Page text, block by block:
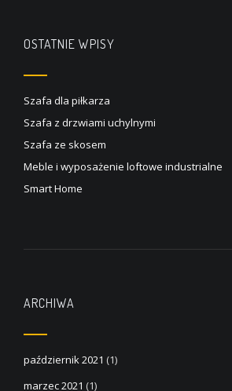
OSTATNIE WPISY
Szafa dla piłkarza
Szafa z drzwiami uchylnymi
Szafa ze skosem
Meble i wyposażenie loftowe industrialne
Smart Home
ARCHIWA
październik 2021 (1)
marzec 2021 (1)